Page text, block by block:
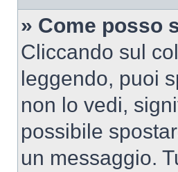
» Come posso
Cliccando sul
leggendo, puoi
non lo vedi,
possibile
un messaggio.